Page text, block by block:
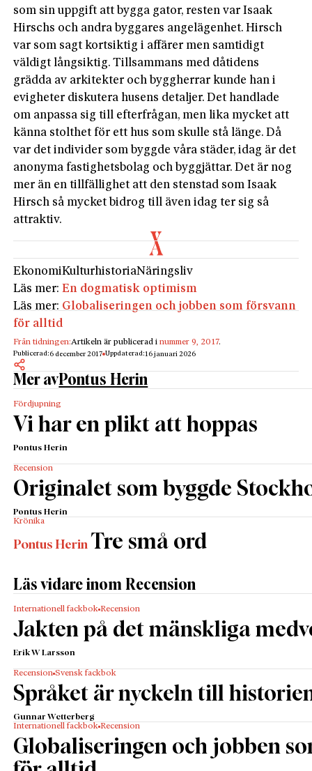
som sin uppgift att bygga gator, resten var Isaak
Hirschs och andra byggares angelägenhet. Hirsch
var som sagt kortsiktig i affärer men samtidigt
väldigt långsiktig. Tillsammans med dåtidens
grädda av arkitekter och byggherrar kunde han i
evigheter diskutera husens detaljer. Det handlade
om anpassa sig till efterfrågan, men lika mycket att
känna stolthet för ett hus som skulle stå länge. Då
var det individer som byggde våra städer, idag är det
anonyma fastighetsbolag och byggjättar. Det är nog
mer än en tillfällighet att den stenstad som Isaak
Hirsch så mycket bidrog till även idag ter sig så
attraktiv.
EkonomiKulturhistoriaNäringsliv
Läs mer:En dogmatisk optimism
Läs mer: Globaliseringen och jobben som försvann
för alltid
Från tidningen:Artikeln är publicerad inummer 9, 2017.
Publicerad:6 december 2017 Uppdaterad:16 januari 2026
Mer avPontus Herin
Fördjupning
Vi har en plikt att hoppas
Pontus Herin
Recension
Originalet som byggde
Pontus Herin
Krönika
Pontus Herin Tre små ord
Läs vidare inom Recension
Internationell fackbok Recension
Jakten på det mänskliga
Erik W Larsson
Recension Svensk fackbok
Språket är nyckeln till
Gunnar Wetterberg
Internationell fackbok Recension
Globaliseringen och jobben